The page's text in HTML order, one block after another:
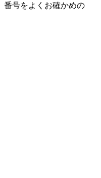
号をよくお確かめの